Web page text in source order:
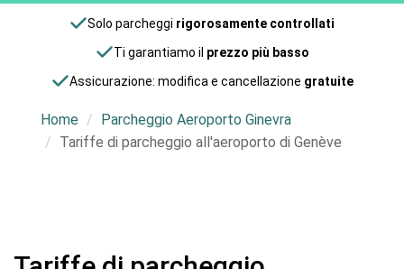
Solo parcheggi rigorosamente controllati
Ti garantiamo il prezzo più basso
Assicurazione: modifica e cancellazione gratuite
Home
Parcheggio Aeroporto Ginevra
Tariffe di parcheggio all'aeroporto di Genève